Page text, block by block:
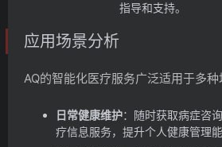
指导和支持。
应用场景分析
AQ的智能化医疗服务广泛适用于多种
日常健康维护：随时获取病症咨
疗信息服务，提升个人健康管理能